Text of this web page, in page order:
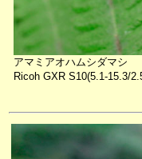
アマミアオハムシダマシ
Ricoh GXR S10(5.1-15.3/